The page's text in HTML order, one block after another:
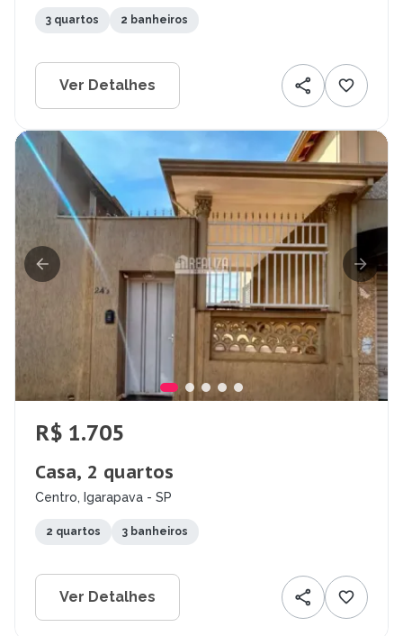
3 quartos 2 banheiros
Ver Detalhes
R$ 1.705
Casa, 2 quartos
Centro, Igarapava - SP
2 quartos 3 banheiros
Ver Detalhes